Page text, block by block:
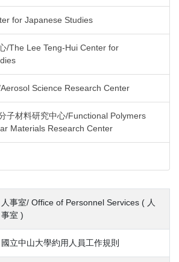
for Japanese Studies
/The Lee Teng-Hui Center for
Science Research Center
子材料研究中心/Functional Polymers
Materials Research Center
人事室/ Office of Personnel Services ( 人
事室 )
國立中山大學約用人員工作規則